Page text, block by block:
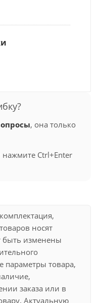
, она только
нажмите Ctrl+Enter
носят
быть изменены
параметры товара,
заказа или в
Актуальную